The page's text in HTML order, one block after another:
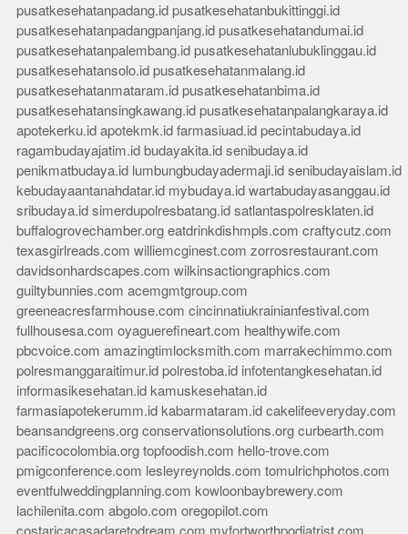
pusatkesehatanpadang.id pusatkesehatanbukittinggi.id
pusatkesehatanpadangpanjang.id pusatkesehatandumai.id
pusatkesehatanpalembang.id pusatkesehatanlubuklinggau.id
pusatkesehatansolo.id pusatkesehatanmalang.id
pusatkesehatanmataram.id pusatkesehatanbima.id
pusatkesehatansingkawang.id pusatkesehatanpalangkaraya.id
apotekerku.id apotekmk.id farmasiuad.id pecintabudaya.id
ragambudayajatim.id budayakita.id senibudaya.id
penikmatbudaya.id lumbungbudayadermaji.id senibudayaislam.id
kebudayaantanahdatar.id mybudaya.id wartabudayasanggau.id
sribudaya.id simerdupolresbatang.id satlantaspolresklaten.id
buffalogrovechamber.org eatdrinkdishmpls.com craftycutz.com
texasgirlreads.com williemcginest.com zorrosrestaurant.com
davidsonhardscapes.com wilkinsactiongraphics.com
guiltybunnies.com acemgmtgroup.com
greeneacresfarmhouse.com cincinnatiukrainianfestival.com
fullhousesa.com oyaguerefineart.com healthywife.com
pbcvoice.com amazingtimlocksmith.com marrakechimmo.com
polresmanggaraitimur.id polrestoba.id infotentangkesehatan.id
informasikesehatan.id kamuskesehatan.id
farmasiapotekerumm.id kabarmataram.id cakelifeeveryday.com
beansandgreens.org conservationsolutions.org curbearth.com
pacificocolombia.org topfoodish.com hello-trove.com
pmigconference.com lesleyreynolds.com tomulrichphotos.com
eventfulweddingplanning.com kowloonbaybrewery.com
lachilenita.com abgolo.com oregopilot.com